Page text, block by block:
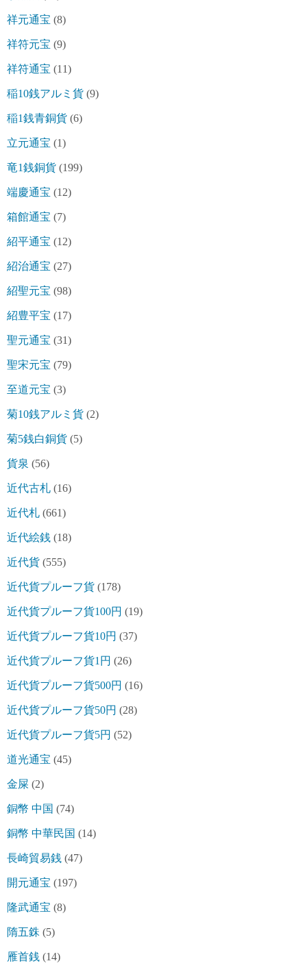
祥元通宝 (8)
祥符元宝 (9)
祥符通宝 (11)
稲10銭アルミ貨 (9)
稲1銭青銅貨 (6)
立元通宝 (1)
竜1銭銅貨 (199)
端慶通宝 (12)
箱館通宝 (7)
紹平通宝 (12)
紹治通宝 (27)
紹聖元宝 (98)
紹豊平宝 (17)
聖元通宝 (31)
聖宋元宝 (79)
至道元宝 (3)
菊10銭アルミ貨 (2)
菊5銭白銅貨 (5)
貨泉 (56)
近代古札 (16)
近代札 (661)
近代絵銭 (18)
近代貨 (555)
近代貨プルーフ貨 (178)
近代貨プルーフ貨100円 (19)
近代貨プルーフ貨10円 (37)
近代貨プルーフ貨1円 (26)
近代貨プルーフ貨500円 (16)
近代貨プルーフ貨50円 (28)
近代貨プルーフ貨5円 (52)
道光通宝 (45)
金屎 (2)
銅幣 中国 (74)
銅幣 中華民国 (14)
長崎貿易銭 (47)
開元通宝 (197)
隆武通宝 (8)
隋五銖 (5)
雁首銭 (14)